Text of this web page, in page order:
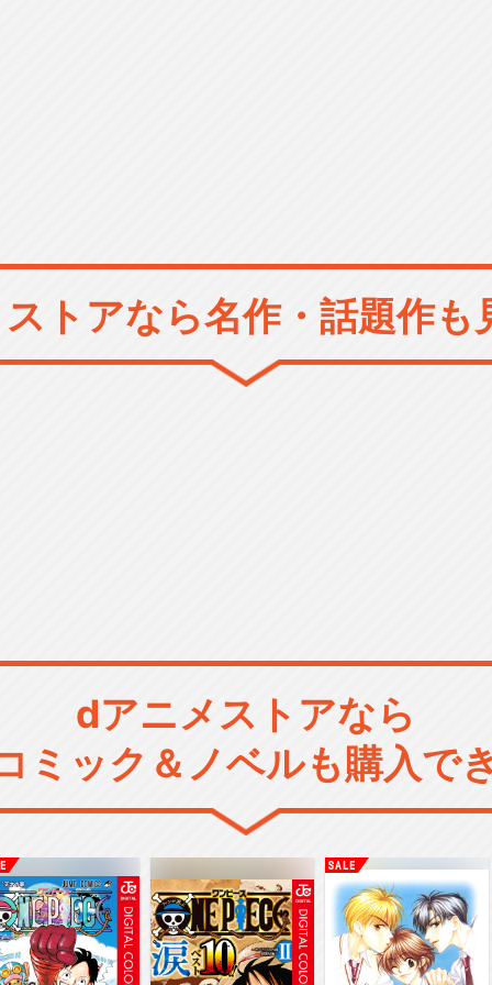
トアなら名作・話題作も
dアニメストアなら
ミック＆ノベルも購入で